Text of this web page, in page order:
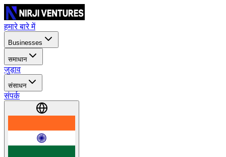
हमारे बारे में
Businesses
समाधान
जुड़ाव
संसाधन
संपर्क